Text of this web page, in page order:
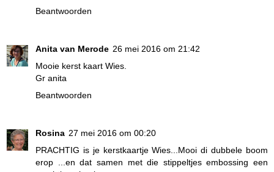
Beantwoorden
Anita van Merode 26 mei 2016 om 21:42
Mooie kerst kaart Wies.
Gr anita
Beantwoorden
Rosina 27 mei 2016 om 00:20
PRACHTIG is je kerstkaartje Wies...Mooi di dubbele boom
erop ...en dat samen met die stippeltjes embossing een